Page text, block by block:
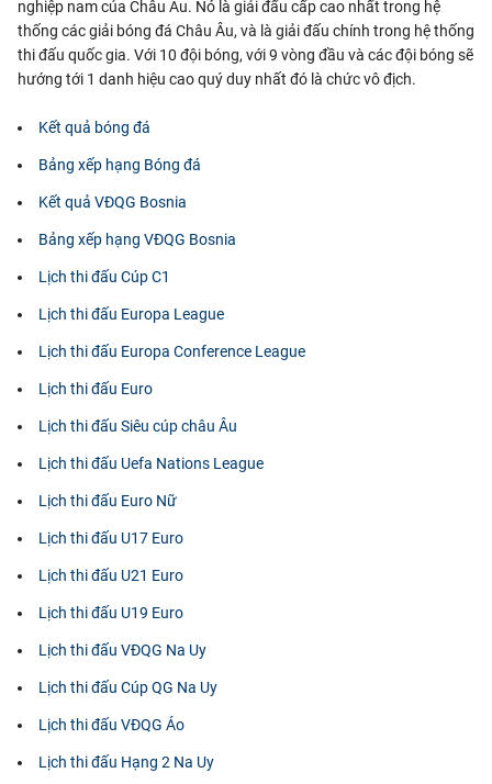
nghiệp nam của Châu Âu. Nó là giải đấu cấp cao nhất trong hệ
thống các giải bóng đá Châu Âu, và là giải đấu chính trong hệ thống
thi đấu quốc gia. Với 10 đội bóng, với 9 vòng đầu và các đội bóng sẽ
hướng tới 1 danh hiệu cao quý duy nhất đó là chức vô địch.
Kết quả bóng đá
Bảng xếp hạng Bóng đá
Kết quả VĐQG Bosnia
Bảng xếp hạng VĐQG Bosnia
Lịch thi đấu Cúp C1
Lịch thi đấu Europa League
Lịch thi đấu Europa Conference League
Lịch thi đấu Euro
Lịch thi đấu Siêu cúp châu Âu
Lịch thi đấu Uefa Nations League
Lịch thi đấu Euro Nữ
Lịch thi đấu U17 Euro
Lịch thi đấu U21 Euro
Lịch thi đấu U19 Euro
Lịch thi đấu VĐQG Na Uy
Lịch thi đấu Cúp QG Na Uy
Lịch thi đấu VĐQG Áo
Lịch thi đấu Hạng 2 Na Uy